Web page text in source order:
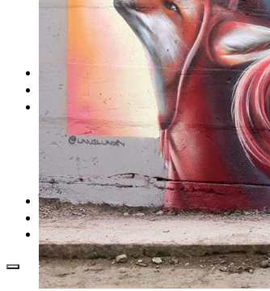
office
fonty zadarmo
rozmery papiera
DENNÍK DETEPÁKA
OD DETEPÁKOV
ODKAZY
EAN generátor
QR generátor
.cdr online konvertor
lorem ipsum generátor
zistiť názov fontu – What the Font
WORKSHOPY
BAZÁR
zaslať súbor do rubriky Od detepákov